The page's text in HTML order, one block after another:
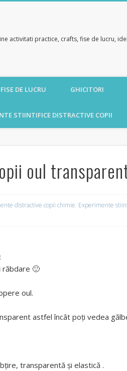
activitati practice, crafts, fise de lucru,
FISE DE LUCRU GHICITORI
STIINTIFICE DISTRACTIVE COPII
oul
distractive copii chimie, Experimente
răbdare 🙂
oul.
astfel încât poți vedea
transparentă şi elastică .